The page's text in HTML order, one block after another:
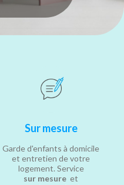
Sur mesure
Garde d'enfants à domicile
et entretien de votre
logement. Service
sur mesure et